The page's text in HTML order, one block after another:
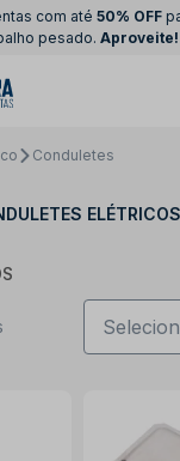
com até 50% OFF
pesado. Aproveite!
Conduletes
ELÉTRICOS